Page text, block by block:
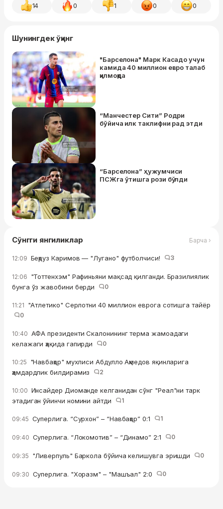
14 0 1 0 0
Шунингдек ўқинг
"Барселона" Марк Касадо учун
камида 40 миллион евро талаб
қилмоқда
“Манчестер Сити” Родри
бўйича илк таклифни рад этди
“Барселона” ҳужумчиси
ПСЖга ўтишга рози бўлди
Сўнгги янгиликлар Барча ›
12:09 Беҳруз Каримов — "Лугано" футболчиси! 3
12:06 "Тоттенхэм" Рафиньяни мақсад қилганди. Бразилиялик
бунга ўз жавобини берди
0
11:21 "Атлетико" Серлотни 40 миллион еврога сотишга тайёр
0
10:40 АФА президенти Скалонининг терма жамоадаги
келажаги ҳақида гапирди
0
10:25 "Навбаҳор" мухлиси Абдулло Аҳмедов яқинларига
ҳамдардлик билдирамиз
2
10:00 Инсайдер Диоманде келганидан сўнг "Реал"ни тарк
этадиган ўйинчи номини айтди
1
09:45 Суперлига. “Сурхон” – “Навбаҳор” 0:1 1
09:40 Суперлига. “Локомотив” – “Динамо” 2:1 0
09:35 "Ливерпуль" Баркола бўйича келишувга эришди 0
09:30 Суперлига. "Хоразм" – "Машъал" 2:0 0